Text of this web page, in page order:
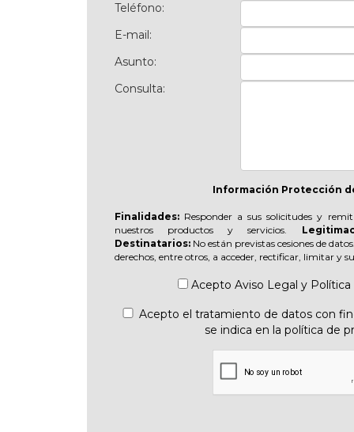
Teléfono:
E-mail:
Asunto:
Consulta:
Información Protección
Finalidades:Responder a sus solicitudes y
nuestros productos y servicios.
Destinatarios:No están previstas cesiones de
derechos, entre otros, a acceder, rectificar, limitar y
Acepto Aviso Legal y
Acepto el tratamiento de datos con
se indica en la política de